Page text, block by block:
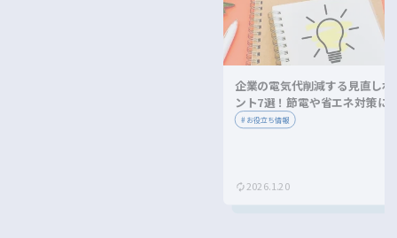
企業の電気代削減する見直しポ
ント7選！節電や省エネ対策に
ながる方法を紹介！
#お役立ち情報
2026.1.20